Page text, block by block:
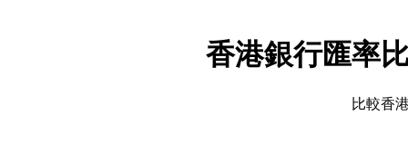
香港銀行匯率
比較香